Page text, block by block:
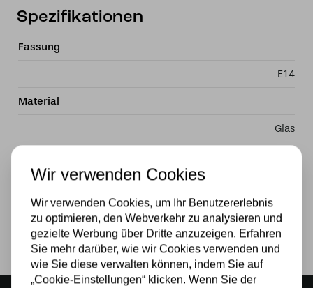
Spezifikationen
Fassung
E14
Material
Glas
Lichtquelle
Wir verwenden Cookies
Wir verwenden Cookies, um Ihr Benutzererlebnis
zu optimieren, den Webverkehr zu analysieren und
gezielte Werbung über Dritte anzuzeigen. Erfahren
Sie mehr darüber, wie wir Cookies verwenden und
wie Sie diese verwalten können, indem Sie auf
„Cookie-Einstellungen“ klicken. Wenn Sie der